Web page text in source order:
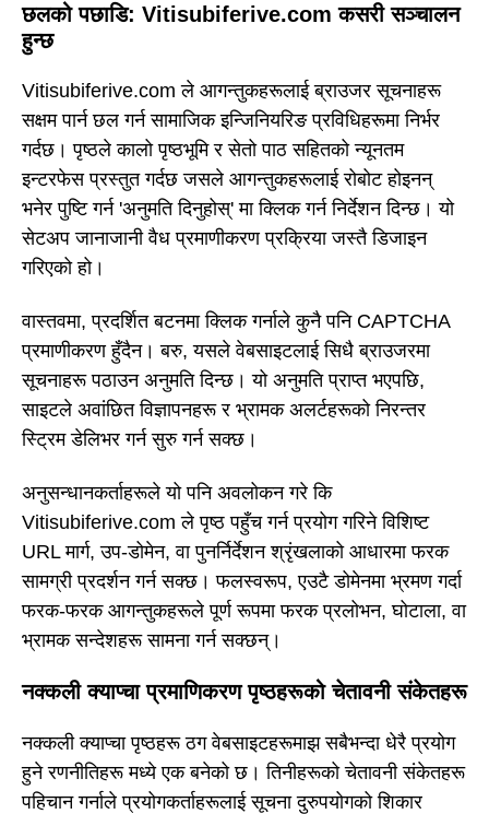
छलको पछाडि: Vitisubiferive.com कसरी सञ्चालन
हुन्छ
Vitisubiferive.com ले आगन्तुकहरूलाई ब्राउजर सूचनाहरू
सक्षम पार्न छल गर्न सामाजिक इन्जिनियरिङ प्रविधिहरूमा निर्भर
गर्दछ। पृष्ठले कालो पृष्ठभूमि र सेतो पाठ सहितको न्यूनतम
इन्टरफेस प्रस्तुत गर्दछ जसले आगन्तुकहरूलाई रोबोट होइनन्
भनेर पुष्टि गर्न 'अनुमति दिनुहोस्' मा क्लिक गर्न निर्देशन दिन्छ। यो
सेटअप जानाजानी वैध प्रमाणीकरण प्रक्रिया जस्तै डिजाइन
गरिएको हो।
वास्तवमा, प्रदर्शित बटनमा क्लिक गर्नाले कुनै पनि CAPTCHA
प्रमाणीकरण हुँदैन। बरु, यसले वेबसाइटलाई सिधै ब्राउजरमा
सूचनाहरू पठाउन अनुमति दिन्छ। यो अनुमति प्राप्त भएपछि,
साइटले अवांछित विज्ञापनहरू र भ्रामक अलर्टहरूको निरन्तर
स्ट्रिम डेलिभर गर्न सुरु गर्न सक्छ।
अनुसन्धानकर्ताहरूले यो पनि अवलोकन गरे कि
Vitisubiferive.com ले पृष्ठ पहुँच गर्न प्रयोग गरिने विशिष्ट
URL मार्ग, उप-डोमेन, वा पुनर्निर्देशन श्रृंखलाको आधारमा फरक
सामग्री प्रदर्शन गर्न सक्छ। फलस्वरूप, एउटै डोमेनमा भ्रमण गर्दा
फरक-फरक आगन्तुकहरूले पूर्ण रूपमा फरक प्रलोभन, घोटाला, वा
भ्रामक सन्देशहरू सामना गर्न सक्छन्।
नक्कली क्याप्चा प्रमाणिकरण पृष्ठहरूको चेतावनी संकेतहरू
नक्कली क्याप्चा पृष्ठहरू ठग वेबसाइटहरूमाझ सबैभन्दा धेरै प्रयोग
हुने रणनीतिहरू मध्ये एक बनेको छ। तिनीहरूको चेतावनी संकेतहरू
पहिचान गर्नाले प्रयोगकर्ताहरूलाई सूचना दुरुपयोगको शिकार